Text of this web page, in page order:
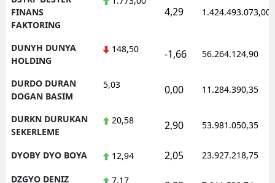
FINANS
FAKTORING
4,29 1.424.493.073,00
DUNYH DUNYA
HOLDING
148,50 -1,66 56.264.124,90
DURDO DURAN
DOGAN BASIM
5,03 0,00 11.284.390,35
DURKN DURUKAN
SEKERLEME
20,58 2,90 53.981.050,35
DYOBY DYO BOYA 12,94 2,05 23.927.218,75
DZGYO DENIZ
7,17